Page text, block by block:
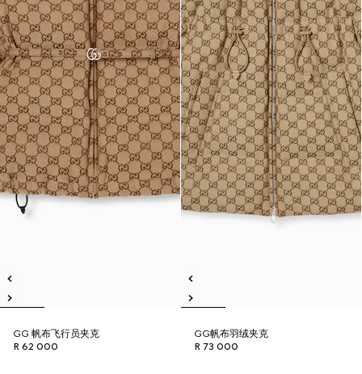
GG 帆布飞行员夹克
R 62 000
GG帆布羽绒夹克
R 73 000